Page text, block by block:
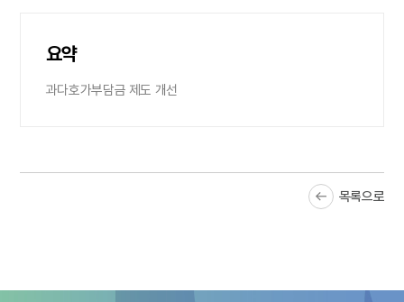
요약
과다호가부담금 제도 개선
목록으로